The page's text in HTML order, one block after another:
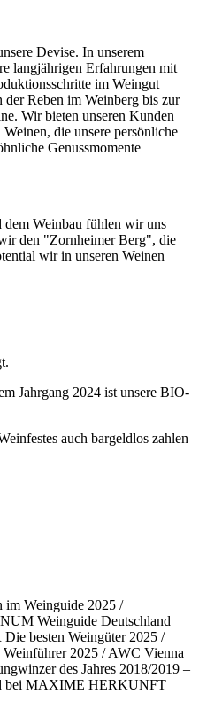
Devise. In unserem
langjährigen Erfahrungen mit
im Weingut
Reben im Weinberg bis zur
Wir bieten unseren Kunden
die unsere persönliche
Genussmomente
Weinbau fühlen wir uns
den "Zornheimer Berg", die
wir in unseren Weinen
Jahrgang 2024 ist unsere BIO-
auch bargeldlos zahlen
Weinguide 2025 /
Weinguide Deutschland
besten Weingüter 2025 /
2025 / AWC Vienna
des Jahres 2018/2019 –
bei MAXIME HERKUNFT